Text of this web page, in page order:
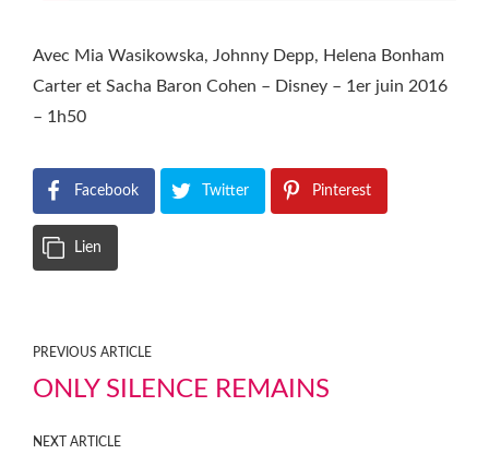
Avec Mia Wasikowska, Johnny Depp, Helena Bonham
Carter et Sacha Baron Cohen – Disney – 1er juin 2016
– 1h50
Facebook Twitter Pinterest
Lien
PREVIOUS ARTICLE
ONLY SILENCE REMAINS
NEXT ARTICLE